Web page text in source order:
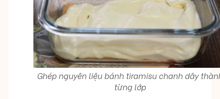
Ghép nguyên liệu bánh tiramisu chanh dây
từng lớp